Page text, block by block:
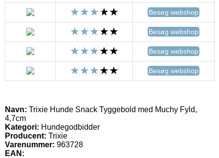
Besøg webshop
Besøg webshop
Besøg webshop
Besøg webshop
Navn: Trixie Hunde Snack Tyggebold med Muchy Fyld,
4,7cm
Kategori: Hundegodbidder
Producent: Trixie
Varenummer: 963728
EAN: